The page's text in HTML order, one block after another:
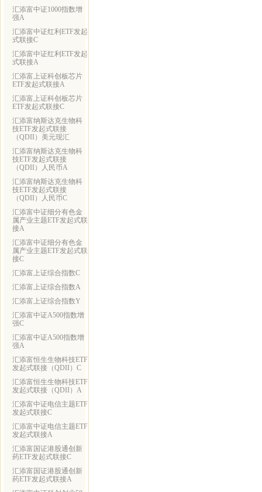
汇添富中证1000指数增
强A
汇添富中证红利ETF发起
式联接C
汇添富中证红利ETF发起
式联接A
汇添富上证科创板芯片
ETF发起式联接A
汇添富上证科创板芯片
ETF发起式联接C
汇添富纳斯达克生物科
技ETF发起式联接
（QDII）美元现汇
汇添富纳斯达克生物科
技ETF发起式联接
（QDII）人民币A
汇添富纳斯达克生物科
技ETF发起式联接
（QDII）人民币C
汇添富中证细分有色金
属产业主题ETF发起式联
接A
汇添富中证细分有色金
属产业主题ETF发起式联
接C
汇添富上证综合指数C
汇添富上证综合指数A
汇添富上证综合指数Y
汇添富中证A500指数增
强C
汇添富中证A500指数增
强A
汇添富恒生生物科技ETF
发起式联接（QDII）C
汇添富恒生生物科技ETF
发起式联接（QDII）A
汇添富中证电信主题ETF
发起式联接C
汇添富中证电信主题ETF
发起式联接A
汇添富国证港股通创新
药ETF发起式联接C
汇添富国证港股通创新
药ETF发起式联接A